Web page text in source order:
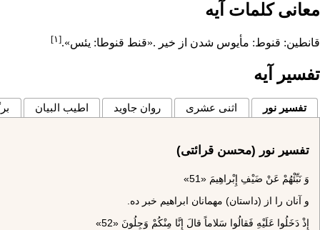
معانی کلمات آیه
قانطين: قنوط: مأيوس شدن از خير .«قنط قنوطا: يئس».[۱]
تفسیر آیه
تفسیر نور اثنی عشری روان جاوید اطیب البیان
تفسیر نور (محسن قرائتی)
وَ نَبِّئْهُمْ عَنْ ضَيْفِ إِبْراهِيمَ «51»
و آنان را از (داستان) مهمانان ابراهيم خبر ده.
إِذْ دَخَلُوا عَلَيْهِ فَقالُوا سَلاماً قالَ إِنَّا مِنْكُمْ وَجِلُونَ «52»